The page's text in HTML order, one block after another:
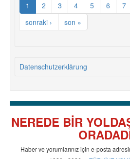
1 2 3 4 5 6 7
sonraki ›
son »
Datenschutzerklärung
NEREDE BİR
Haber ve yorumlarınız için e-posta